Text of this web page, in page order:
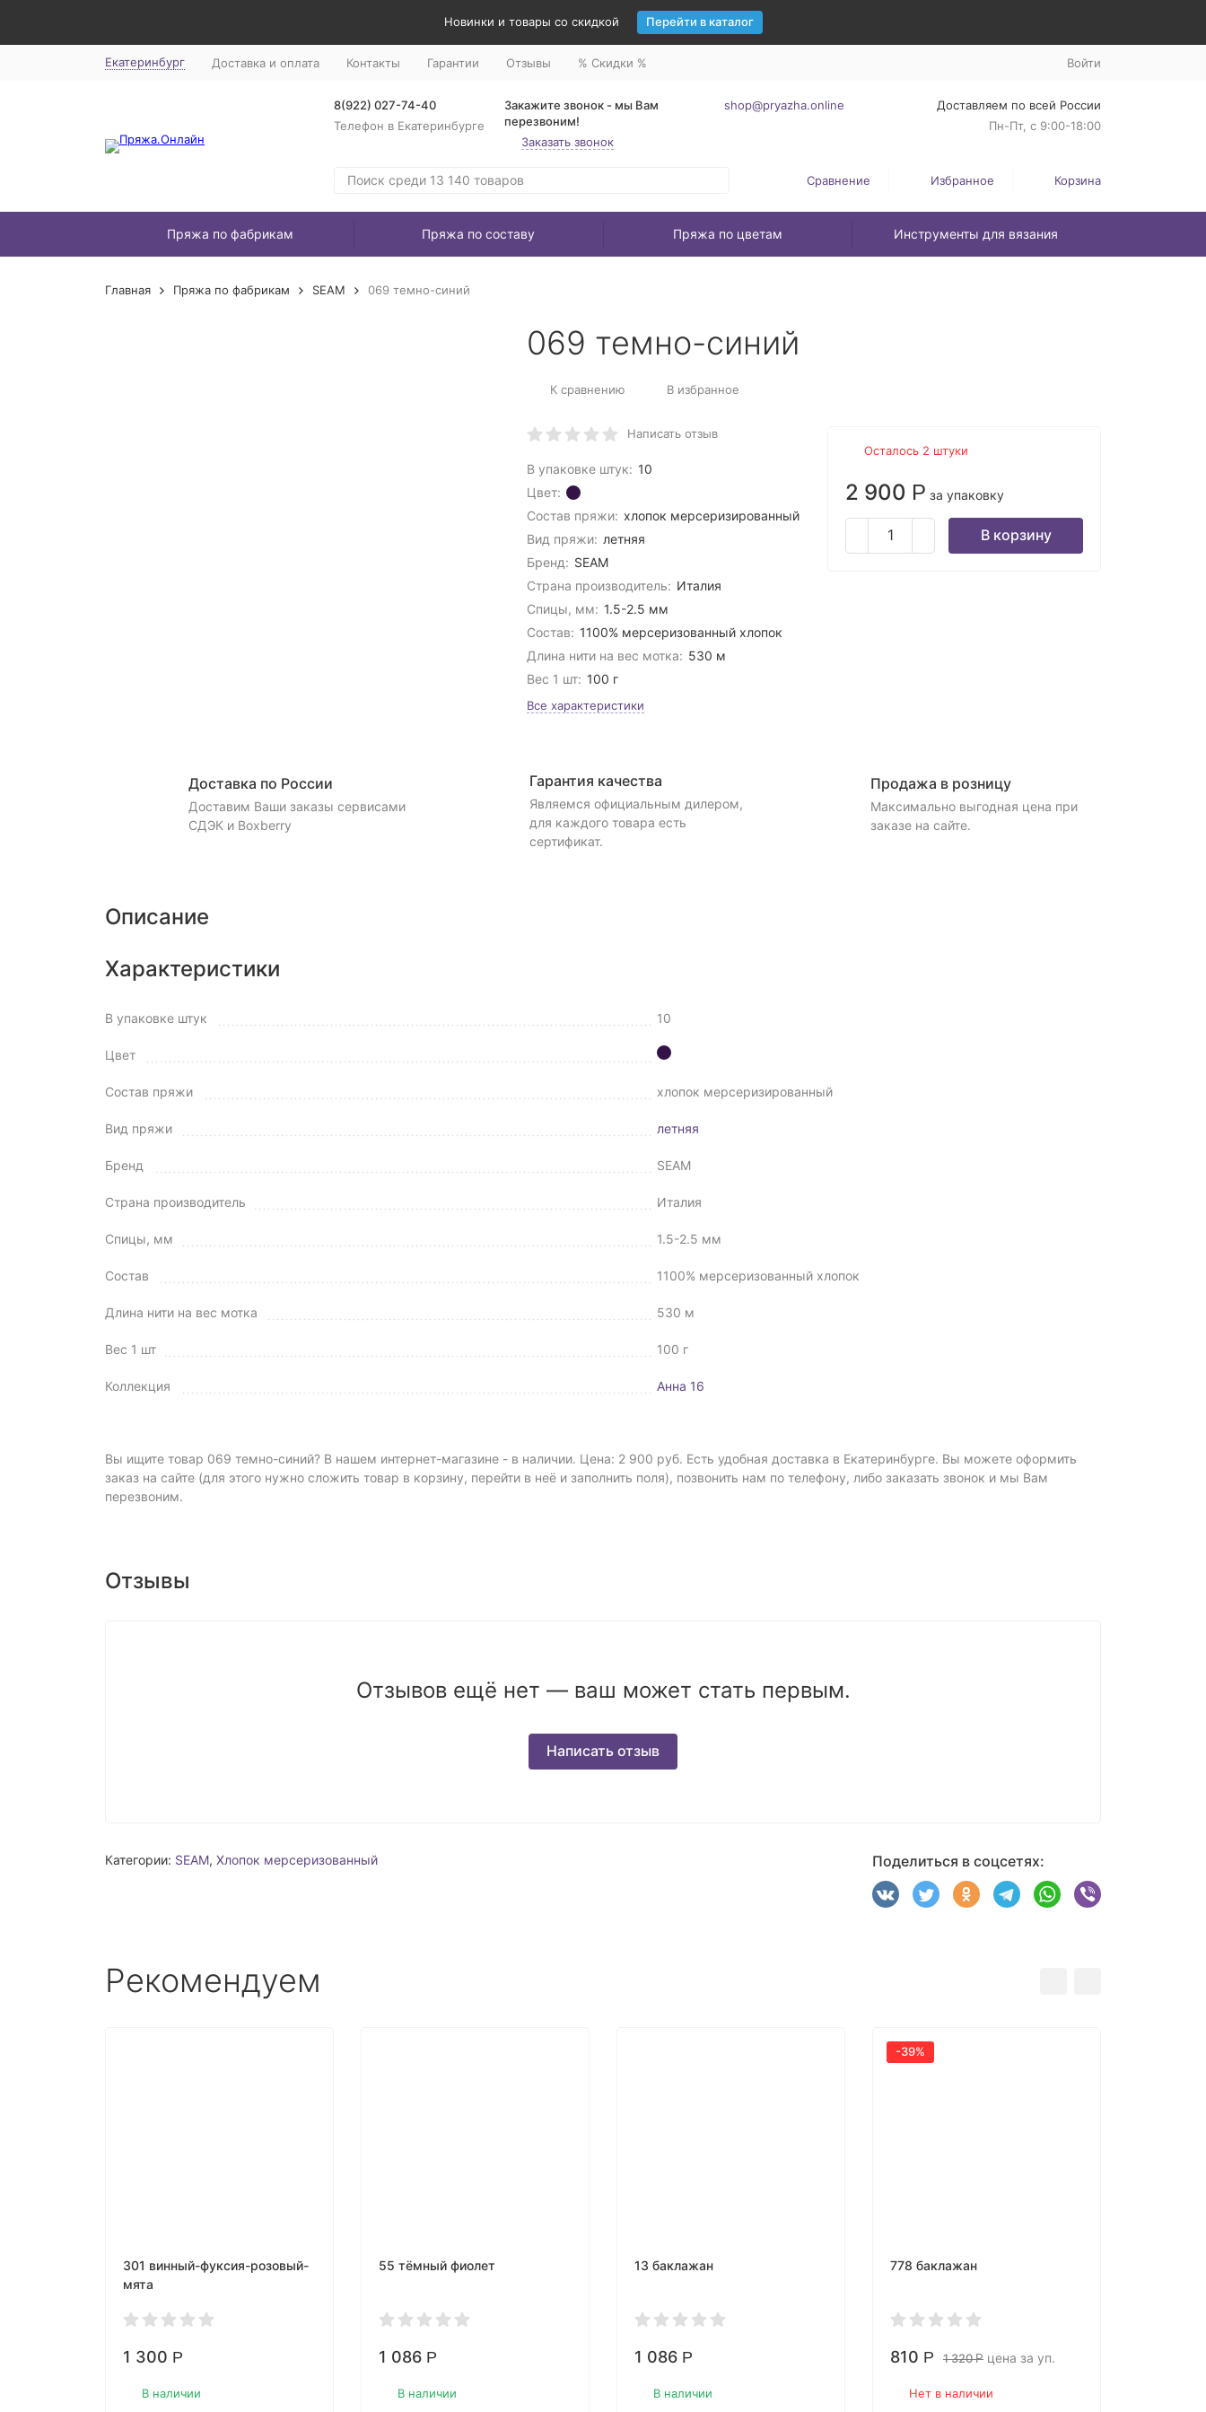
Новинки и товары со скидкой Перейти в каталог
Екатеринбург Доставка и оплата Контакты Гарантии Отзывы % Скидки % Войти
8(922) 027-74-40
Телефон в Екатеринбурге
Закажите звонок - мы Вам
перезвоним!
Заказать звонок
shop@pryazha.online
Доставляем по всей России
Пн-Пт, с 9:00-18:00
Сравнение Избранное Корзина
Пряжа по фабрикам Пряжа по составу Пряжа по цветам Инструменты для вязания
Главная Пряжа по фабрикам SEAM 069 темно-синий
069 темно-синий
К сравнению В избранное
Написать отзыв
В упаковке штук: 10
Цвет:
Состав пряжи: хлопок мерсеризированный
Вид пряжи: летняя
Бренд: SEAM
Страна производитель: Италия
Спицы, мм: 1.5-2.5 мм
Состав: 1100% мерсеризованный хлопок
Длина нити на вес мотка: 530 м
Вес 1 шт: 100 г
Все характеристики
Осталось 2 штуки
2 900 Р за упаковку
В корзину
Доставка по России
Доставим Ваши заказы сервисами
СДЭК и Boxberry
Гарантия качества
Являемся официальным дилером,
для каждого товара есть
сертификат.
Продажа в розницу
Максимально выгодная цена при
заказе на сайте.
Описание
Характеристики
В упаковке штук 10
Цвет
Состав пряжи хлопок мерсеризированный
Вид пряжи летняя
Бренд SEAM
Страна производитель Италия
Спицы, мм 1.5-2.5 мм
Состав 1100% мерсеризованный хлопок
Длина нити на вес мотка 530 м
Вес 1 шт 100 г
Коллекция Анна 16
Вы ищите товар 069 темно-синий? В нашем интернет-магазине - в наличии. Цена: 2 900 руб. Есть удобная доставка в Екатеринбурге. Вы можете оформить
заказ на сайте (для этого нужно сложить товар в корзину, перейти в неё и заполнить поля), позвонить нам по телефону, либо заказать звонок и мы Вам
перезвоним.
Отзывы
Отзывов ещё нет — ваш может стать первым.
Написать отзыв
Категории: SEAM, Хлопок мерсеризованный Поделиться в соцсетях:
Рекомендуем
301 винный-фуксия-розовый-
мята
1 300 Р
В наличии
55 тёмный фиолет
1 086 Р
В наличии
13 баклажан
1 086 Р
В наличии
-39%
778 баклажан
810 Р 1 320Р цена за уп.
Нет в наличии